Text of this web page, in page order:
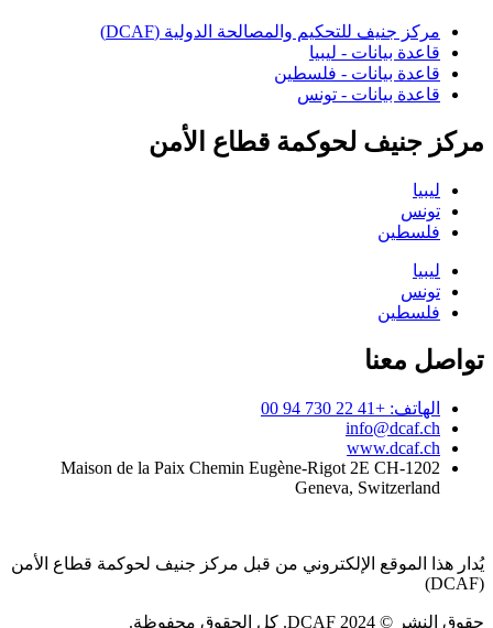
مركز جنيف للتحكيم والمصالحة الدولية (DCAF)
قاعدة بيانات - ليبيا
قاعدة بيانات - فلسطين
قاعدة بيانات - تونس
مركز جنيف لحوكمة قطاع الأمن
ليبيا
تونس
فلسطين
ليبيا
تونس
فلسطين
تواصل معنا
الهاتف: +41 22 730 94 00
info@dcaf.ch
www.dcaf.ch
Maison de la Paix Chemin Eugène-Rigot 2E CH-1202
Geneva, Switzerland
يُدار هذا الموقع الإلكتروني من قبل مركز جنيف لحوكمة قطاع الأمن
(DCAF)
حقوق النشر © 2024 DCAF. كل الحقوق محفوظة.